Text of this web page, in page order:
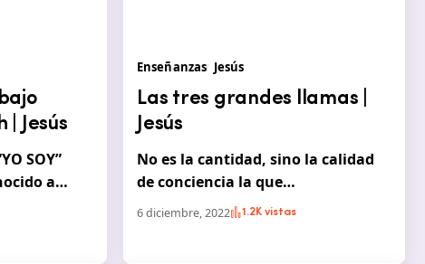
| Jesús
SOY”
a…
Enseñanzas Jesús
Las tres grandes llamas |
Jesús
No es la cantidad, sino la calidad
de conciencia la que…
6 diciembre, 2022 1.2K vistas